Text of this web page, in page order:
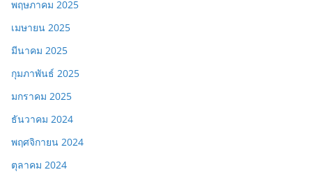
พฤษภาคม 2025
เมษายน 2025
มีนาคม 2025
กุมภาพันธ์ 2025
มกราคม 2025
ธันวาคม 2024
พฤศจิกายน 2024
ตุลาคม 2024